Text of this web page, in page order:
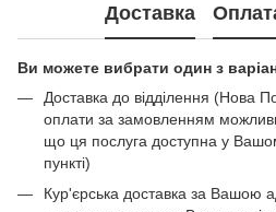
Доставка
Ви можете вибрати один з
Доставка до відділення (Нова
оплати за замовленням
що ця послуга доступна у
пункті)
Кур'єрська доставка за Вашою